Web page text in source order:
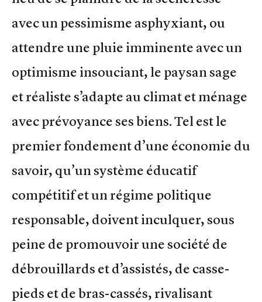
avec un pessimisme asphyxiant, ou
attendre une pluie imminente avec un
optimisme insouciant, le paysan sage
et réaliste s’adapte au climat et ménage
avec prévoyance ses biens. Tel est le
premier fondement d’une économie du
savoir, qu’un système éducatif
compétitif et un régime politique
responsable, doivent inculquer, sous
peine de promouvoir une société de
débrouillards et d’assistés, de casse-
pieds et de bras-cassés, rivalisant